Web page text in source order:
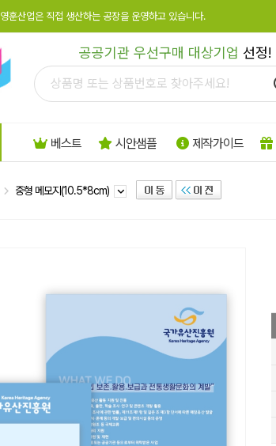
영훈산업은 직접 생산하는 공장을 운영하고 있습니다.
공공기관 우선구매 대상기업 선정!
베스트 시안샘플 제작가이드
중형 메모지(10.5*8cm)